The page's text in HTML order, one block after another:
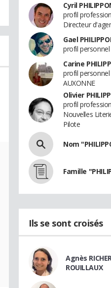
Cyril
profil
Directeur
Gael
profil personnel
Carine
profil personnel
AUXONNE
Olivier
profil
Nouvelles
Pilote
Nom
Famille
Ils se sont croisés
Agnès
ROUILLAUX